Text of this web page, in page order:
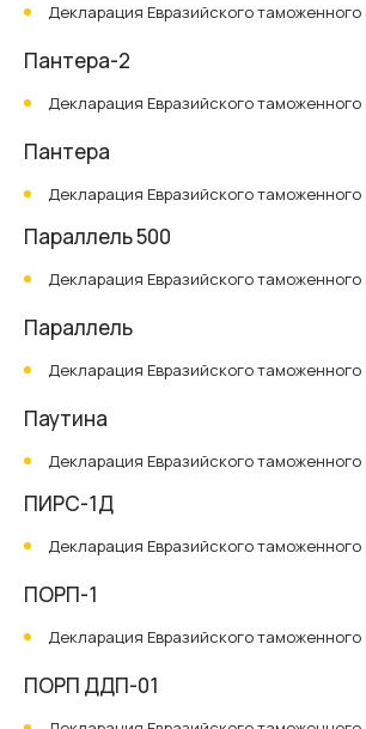
Декларация Евразийского
Пантера-2
Декларация Евразийского
Пантера
Декларация Евразийского
Параллель 500
Декларация Евразийского
Параллель
Декларация Евразийского
Паутина
Декларация Евразийского
ПИРС-1Д
Декларация Евразийского
ПОРП-1
Декларация Евразийского
ПОРП ДДП-01